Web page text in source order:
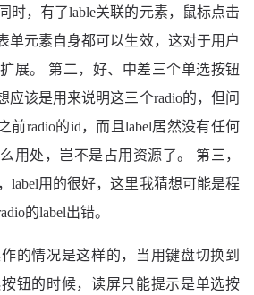
class="item">
trade/detail/trade_snap.htm?trade_id=59435601311588"
target="_blank">
bao/uploaded/i2/T18QXOXeVzXXX9y_6b_095409.jpg_sum.jpg" />
</a></div>
class="desc"><a
trade/detail/trade_snap.htm?trade_id=59435601311588"
</div>
</td>
时，有了lable关联的元素，鼠标点击
单元素自身都可以生效，这对于用户
展。 第二，好、中差三个单选按钮
应该是用来说明这三个radio的，但问
前radio的id，而且label居然没有任何
用处，岂不是占用资源了。 第三，
label用的很好，这里我猜想可能是程
的label出错。
的情况是这样的，当用键盘切换到
钮的时候，读屏只能提示是单选按